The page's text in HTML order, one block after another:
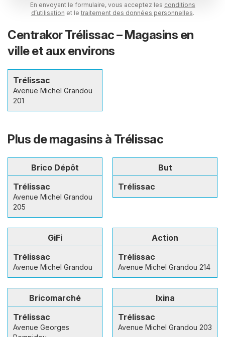
En envoyant le formulaire, vous acceptez les conditions
d’utilisation et le traitement des données personnelles.
Centrakor Trélissac – Magasins en
ville et aux environs
Trélissac
Avenue Michel Grandou
201
Plus de magasins à Trélissac
Brico Dépôt
Trélissac
Avenue Michel Grandou
205
But
Trélissac
GiFi
Trélissac
Avenue Michel Grandou
Action
Trélissac
Avenue Michel Grandou 214
Bricomarché
Trélissac
Avenue Georges
Ixina
Trélissac
Avenue Michel Grandou 203